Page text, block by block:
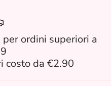
per ordini superiori a
costo da €2.90